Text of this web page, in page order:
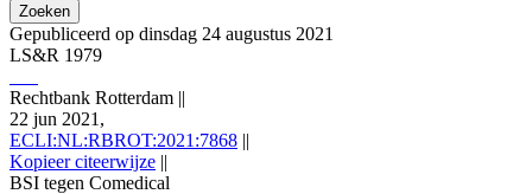
Zoeken
Gepubliceerd op dinsdag 24 augustus 2021
LS&R 1979
Rechtbank Rotterdam ||
22 jun 2021,
ECLI:NL:RBROT:2021:7868 ||
Kopieer citeerwijze ||
BSI tegen Comedical